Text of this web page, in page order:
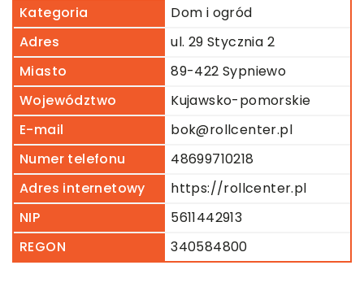
Kategoria
Dom i ogród
Adres
ul. 29 Stycznia 2
Miasto
89-422 Sypniewo
Województwo
Kujawsko-pomorskie
E-mail
bok@rollcenter.pl
Numer telefonu
48699710218
Adres internetowy
https://rollcenter.pl
NIP
5611442913
REGON
340584800